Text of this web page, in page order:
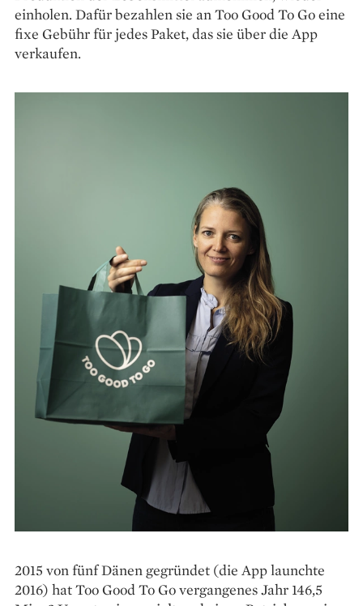
einholen. Dafür bezahlen sie an Too Good To Go eine
fixe Gebühr für jedes Paket, das sie über die App
verkaufen.
2015 von fünf Dänen gegründet (die App launchte
2016) hat Too Good To Go vergangenes Jahr 146,5